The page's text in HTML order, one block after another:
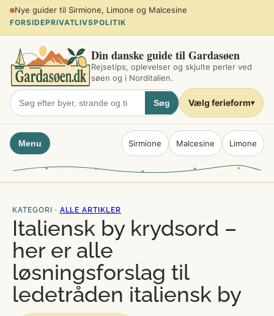
Spring
indhold
Planlæg sommerferien ved søen
FORSIDEPRIVATLIVSPOLITIK
Din danske guide til Gardasøen
Rejsetips, oplevelser og skjulte perler ved
søen og i Norditalien.
Søg Vælg ferieform▾
Menu Sirmione Malcesine Limone
KATEGORI · ALLE ARTIKLER
Italiensk by krydsord –
her er alle
løsningsforslag til
ledetråden italiensk by